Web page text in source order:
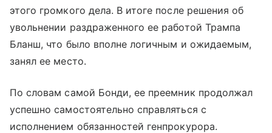
этого громкого дела. В итоге после решения об
увольнении раздраженного ее работой Трампа
Бланш, что было вполне логичным и ожидаемым,
занял ее место.
По словам самой Бонди, ее преемник продолжал
успешно самостоятельно справляться с
исполнением обязанностей генпрокурора.